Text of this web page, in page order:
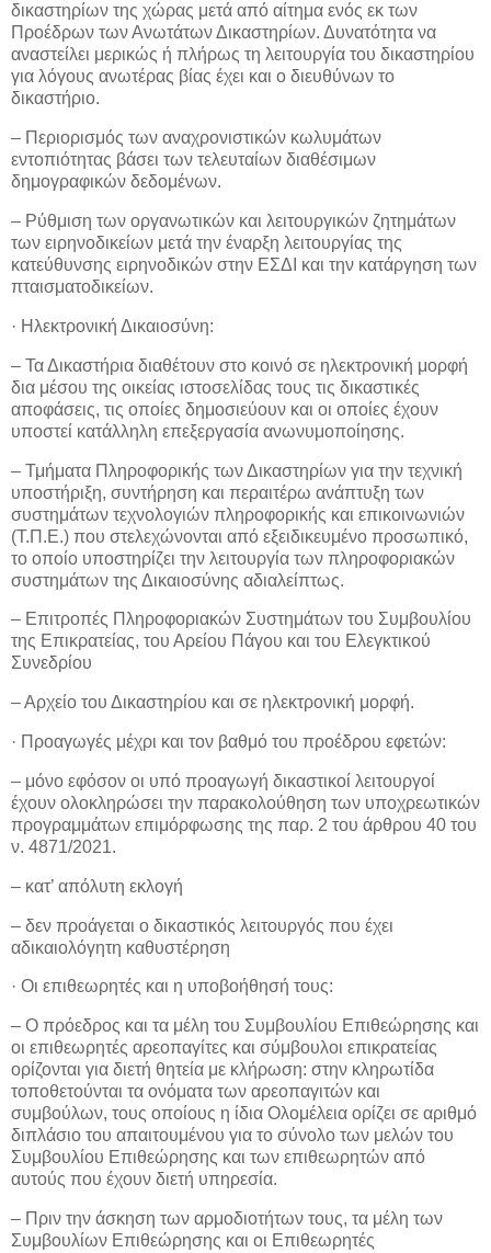
δικαστηρίων της χώρας μετά από αίτημα ενός εκ των
Προέδρων των Ανωτάτων Δικαστηρίων. Δυνατότητα να
αναστείλει μερικώς ή πλήρως τη λειτουργία του δικαστηρίου
για λόγους ανωτέρας βίας έχει και ο διευθύνων το
δικαστήριο.
– Περιορισμός των αναχρονιστικών κωλυμάτων
εντοπιότητας βάσει των τελευταίων διαθέσιμων
δημογραφικών δεδομένων.
– Ρύθμιση των οργανωτικών και λειτουργικών ζητημάτων
των ειρηνοδικείων μετά την έναρξη λειτουργίας της
κατεύθυνσης ειρηνοδικών στην ΕΣΔΙ και την κατάργηση των
πταισματοδικείων.
· Ηλεκτρονική Δικαιοσύνη:
– Τα Δικαστήρια διαθέτουν στο κοινό σε ηλεκτρονική μορφή
δια μέσου της οικείας ιστοσελίδας τους τις δικαστικές
αποφάσεις, τις οποίες δημοσιεύουν και οι οποίες έχουν
υποστεί κατάλληλη επεξεργασία ανωνυμοποίησης.
– Τμήματα Πληροφορικής των Δικαστηρίων για την τεχνική
υποστήριξη, συντήρηση και περαιτέρω ανάπτυξη των
συστημάτων τεχνολογιών πληροφορικής και επικοινωνιών
(Τ.Π.Ε.) που στελεχώνονται από εξειδικευμένο προσωπικό,
το οποίο υποστηρίζει την λειτουργία των πληροφοριακών
συστημάτων της Δικαιοσύνης αδιαλείπτως.
– Επιτροπές Πληροφοριακών Συστημάτων του Συμβουλίου
της Επικρατείας, του Αρείου Πάγου και του Ελεγκτικού
Συνεδρίου
– Αρχείο του Δικαστηρίου και σε ηλεκτρονική μορφή.
· Προαγωγές μέχρι και τον βαθμό του προέδρου εφετών:
– μόνο εφόσον οι υπό προαγωγή δικαστικοί λειτουργοί
έχουν ολοκληρώσει την παρακολούθηση των υποχρεωτικών
προγραμμάτων επιμόρφωσης της παρ. 2 του άρθρου 40 του
ν. 4871/2021.
– κατ’ απόλυτη εκλογή
– δεν προάγεται ο δικαστικός λειτουργός που έχει
αδικαιολόγητη καθυστέρηση
· Οι επιθεωρητές και η υποβοήθησή τους:
– Ο πρόεδρος και τα μέλη του Συμβουλίου Επιθεώρησης και
οι επιθεωρητές αρεοπαγίτες και σύμβουλοι επικρατείας
ορίζονται για διετή θητεία με κλήρωση: στην κληρωτίδα
τοποθετούνται τα ονόματα των αρεοπαγιτών και
συμβούλων, τους οποίους η ίδια Ολομέλεια ορίζει σε αριθμό
διπλάσιο του απαιτουμένου για το σύνολο των μελών του
Συμβουλίου Επιθεώρησης και των επιθεωρητών από
αυτούς που έχουν διετή υπηρεσία.
– Πριν την άσκηση των αρμοδιοτήτων τους, τα μέλη των
Συμβουλίων Επιθεώρησης και οι Επιθεωρητές